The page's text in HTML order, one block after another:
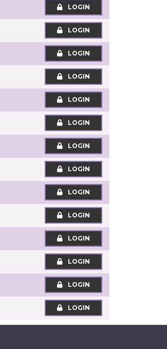
LOGIN
LOGIN
LOGIN
LOGIN
LOGIN
LOGIN
LOGIN
LOGIN
LOGIN
LOGIN
LOGIN
LOGIN
LOGIN
LOGIN